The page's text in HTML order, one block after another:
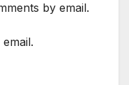
by email.